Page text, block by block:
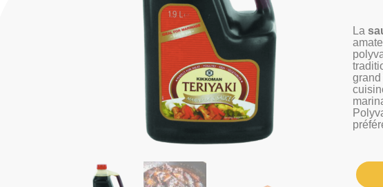
La
grand